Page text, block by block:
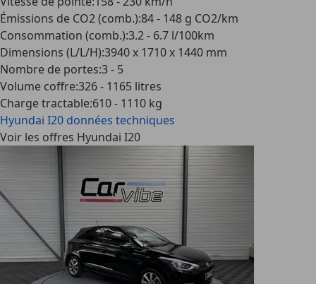
Émissions de CO2 (comb.):84 - 148 g CO2/km
Consommation (comb.):3.2 - 6.7 l/100km
Dimensions (L/L/H):3940 x 1710 x 1440 mm
Nombre de portes:3 - 5
Volume coffre:326 - 1165 litres
Charge tractable:610 - 1110 kg
Hyundai I20 données techniques
Voir les offres Hyundai I20